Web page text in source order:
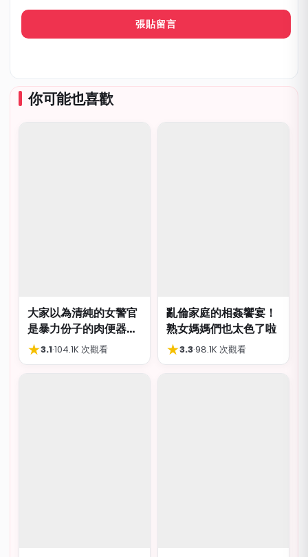
郵
你可能也喜歡
大家以為清純的女警官
是暴力份子的肉便器，
肛交多P都可以
★3.1·104.1K 次觀看
亂倫家庭的相姦饗宴！
熟女媽媽們也太色了啦
★3.3·98.1K 次觀看